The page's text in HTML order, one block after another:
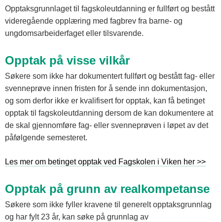
Opptaksgrunnlaget til fagskoleutdanning er fullført og bestått
videregående opplæring med fagbrev fra barne- og
ungdomsarbeiderfaget eller tilsvarende.
Opptak på visse vilkår
Søkere som ikke har dokumentert fullført og bestått fag- eller
svenneprøve innen fristen for å sende inn dokumentasjon,
og som derfor ikke er kvalifisert for opptak, kan få betinget
opptak til fagskoleutdanning dersom de kan dokumentere at
de skal gjennomføre fag- eller svenneprøven i løpet av det
påfølgende semesteret.
Les mer om betinget opptak ved Fagskolen i Viken her >>
Opptak på grunn av realkompetanse
Søkere som ikke fyller kravene til generelt opptaksgrunnlag
og har fylt 23 år, kan søke på grunnlag av